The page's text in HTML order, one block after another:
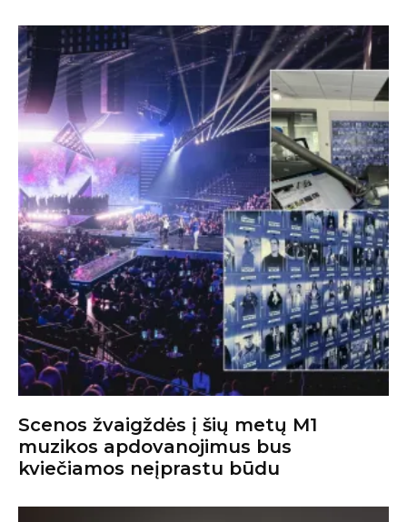
Scenos žvaigždės į šių metų M1
muzikos apdovanojimus bus
kviečiamos neįprastu būdu